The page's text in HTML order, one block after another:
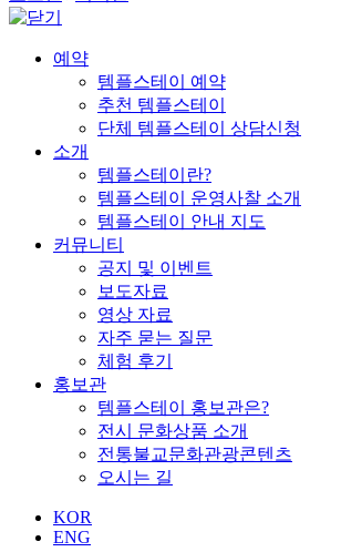
예약
템플스테이 예약
추천 템플스테이
단체 템플스테이 상담신청
소개
템플스테이란?
템플스테이 운영사찰 소개
템플스테이 안내 지도
커뮤니티
공지 및 이벤트
보도자료
영상 자료
자주 묻는 질문
체험 후기
홍보관
템플스테이 홍보관은?
전시 문화상품 소개
전통불교문화관광콘텐츠
오시는 길
KOR
ENG